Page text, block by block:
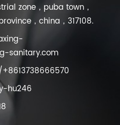
zone，puba town，
，china，317108.
sanitary.com
+8613738666570
hu246